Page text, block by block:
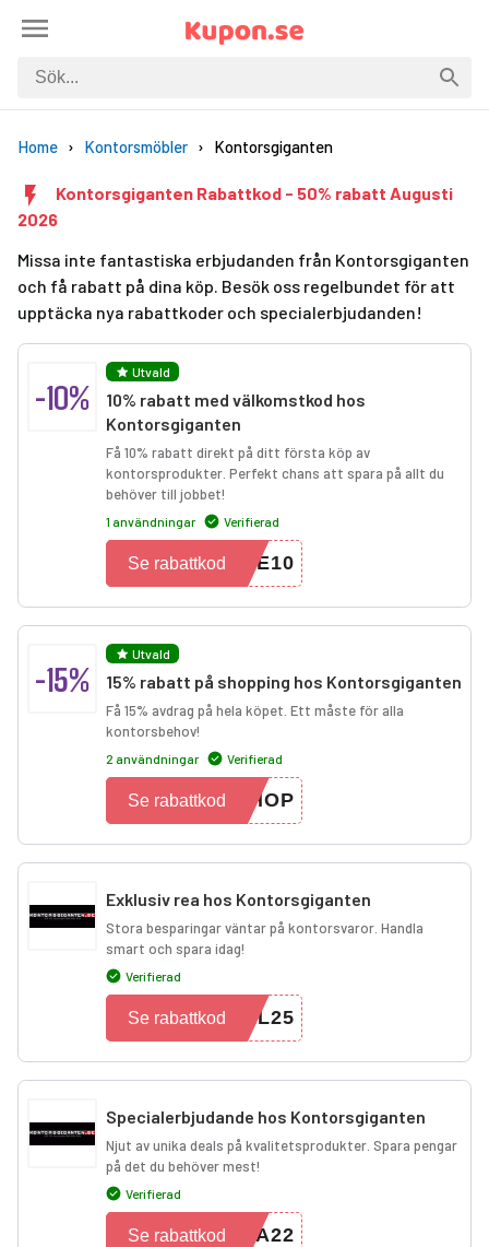
Home Kontorsmöbler Kontorsgiganten
Kontorsgiganten Rabattkod - 50% rabatt Augusti
2026
Missa inte fantastiska erbjudanden från Kontorsgiganten
och få rabatt på dina köp. Besök oss regelbundet för att
upptäcka nya rabattkoder och specialerbjudanden!
-10%
Utvald
10% rabatt med välkomstkod hos
Kontorsgiganten
Få 10% rabatt direkt på ditt första köp av
kontorsprodukter. Perfekt chans att spara på allt du
behöver till jobbet!
1 användningar Verifierad
ME10
Se rabattkod
-15%
Utvald
15% rabatt på shopping hos Kontorsgiganten
Få 15% avdrag på hela köpet. Ett måste för alla
kontorsbehov!
2 användningar Verifierad
SHOP
Se rabattkod
Exklusiv rea hos Kontorsgiganten
Stora besparingar väntar på kontorsvaror. Handla
smart och spara idag!
Verifierad
EL25
Se rabattkod
Specialerbjudande hos Kontorsgiganten
Njut av unika deals på kvalitetsprodukter. Spara pengar
på det du behöver mest!
Verifierad
IA22
Se rabattkod